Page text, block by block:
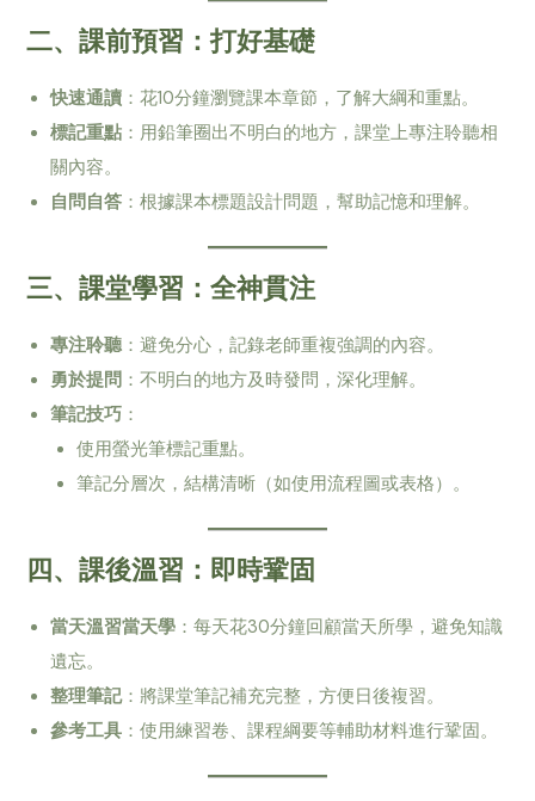
二、課前預習：打好基礎
快速通讀 ：花10分鐘瀏覽課本章節，了解大綱和重點。
標記重點 ：用鉛筆圈出不明白的地方，課堂上專注聆聽相
關內容。
自問自答 ：根據課本標題設計問題，幫助記憶和理解。
三、課堂學習：全神貫注
專注聆聽 ：避免分心，記錄老師重複強調的內容。
勇於提問 ：不明白的地方及時發問，深化理解。
筆記技巧 ：
使用螢光筆標記重點。
筆記分層次，結構清晰（如使用流程圖或表格）。
四、課後溫習：即時鞏固
當天溫習當天學 ：每天花30分鐘回顧當天所學，避免知識
遺忘。
整理筆記：將課堂筆記補充完整，方便日後複習。
參考工具 ：使用練習卷、課程綱要等輔助材料進行鞏固。